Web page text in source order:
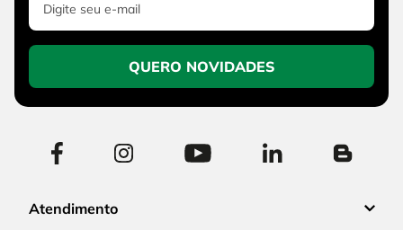
QUERO NOVIDADES
Atendimento